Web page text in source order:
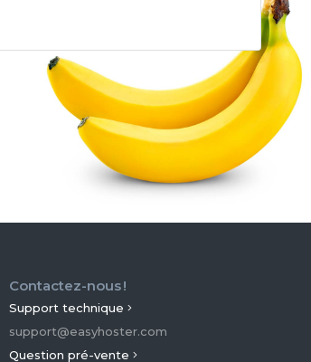
Contactez-nous !
Support technique
support@easyhoster.com
Question pré-vente